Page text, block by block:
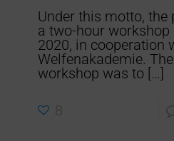
Under this motto, the
a two-hour workshop
2020, in cooperation
Welfenakademie.
workshop was to […]
8